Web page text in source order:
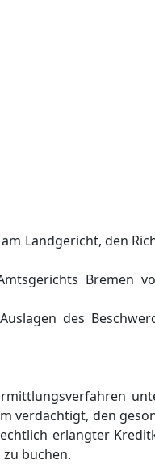
Landgericht, den
Bremen
des
verdächtigt, den
erlangter
buchen.